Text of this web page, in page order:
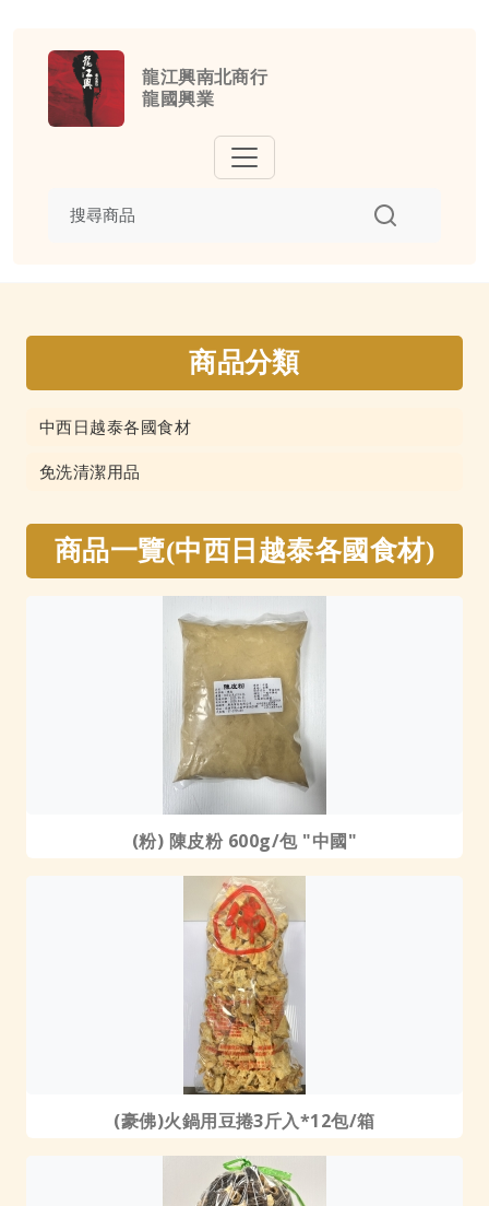
龍江興南北商行
龍國興業
商品分類
中西日越泰各國食材
免洗清潔用品
商品一覽(中西日越泰各國食材)
(粉) 陳皮粉 600g/包 "中國"
(豪佛)火鍋用豆捲3斤入*12包/箱